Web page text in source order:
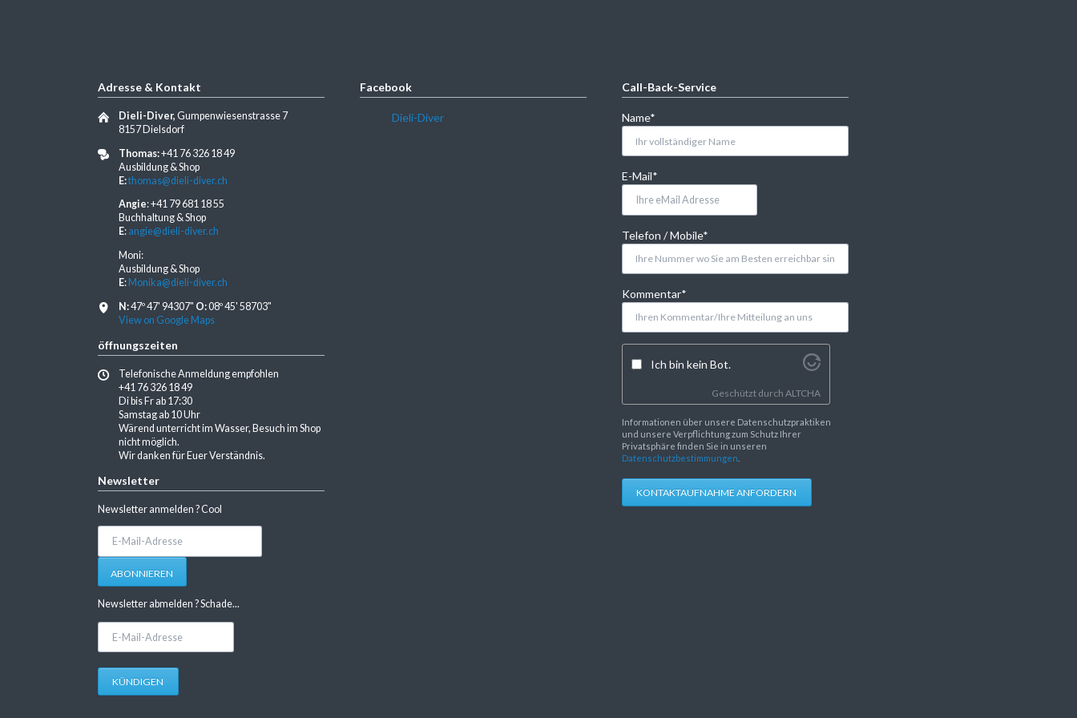
Adresse & Kontakt
Dieli-Diver,Gumpenwiesenstrasse 7
8157 Dielsdorf
Thomas:+41 76 326 18 49
Ausbildung & Shop
E:thomas@dieli-diver.ch
Angie: +41 79 681 18 55
Buchhaltung & Shop
E: angie@dieli-diver.ch
Moni:
Ausbildung & Shop
E: Monika@dieli-diver.ch
N:47º 47' 94307" O:08º 45' 58703"
View on Google Maps
öffnungszeiten
Telefonische Anmeldung empfohlen
+41 76 326 18 49
Di bis Fr ab 17:30
Samstag ab 10 Uhr
Wärend unterricht im Wasser, Besuch im Shop
nicht möglich.
Wir danken für Euer Verständnis.
Newsletter
Newsletter anmelden ? Cool
Adresse
ABONNIEREN
Newsletter abmelden ? Schade...
KÜNDIGEN
Facebook
Dieli-Diver
Call-Back-Service
Pflichtfeld
Name*
Pflichtfeld
E-Mail*
Pflichtfeld
Telefon / Mobile*
Pflichtfeld
Kommentar*
Ich bin kein Bot.
Geschützt durch ALTCHA
Informationen über unsere Datenschutzpraktiken
und unsere Verpflichtung zum Schutz Ihrer
Privatsphäre finden Sie in unseren
Datenschutzbestimmungen
KONTAKTAUFNAHME ANFORDERN